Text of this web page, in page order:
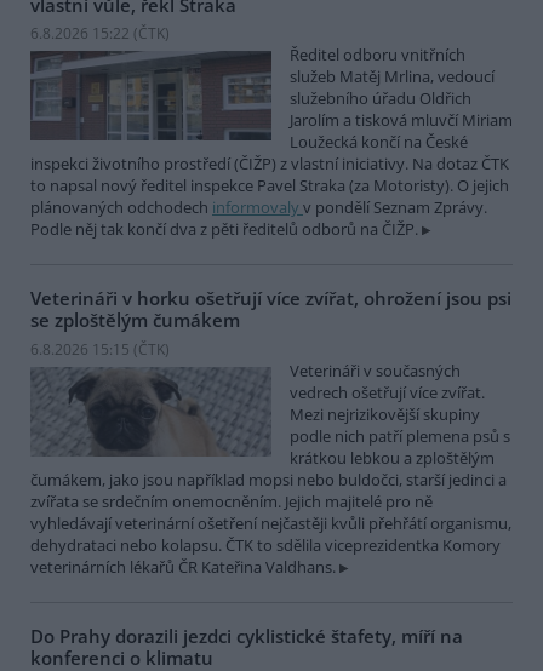
6.8.2026 15:22 (ČTK)
Ředitel odboru vnitřních
služeb Matěj Mrlina, vedoucí
služebního úřadu Oldřich
Jarolím a tisková mluvčí Miriam
Loužecká končí na České
inspekci životního prostředí (ČIŽP) z vlastní iniciativy. Na dotaz ČTK
to napsal nový ředitel inspekce Pavel Straka (za Motoristy). O jejich
plánovaných odchodech informovaly v pondělí Seznam Zprávy.
Podle něj tak končí dva z pěti ředitelů odborů na ČIŽP.
Veterináři v horku ošetřují více zvířat, ohrožení jsou psi
se zploštělým čumákem
6.8.2026 15:15 (ČTK)
Veterináři v současných
vedrech ošetřují více zvířat.
Mezi nejrizikovější skupiny
podle nich patří plemena psů s
krátkou lebkou a zploštělým
čumákem, jako jsou například mopsi nebo buldočci, starší jedinci a
zvířata se srdečním onemocněním. Jejich majitelé pro ně
vyhledávají veterinární ošetření nejčastěji kvůli přehřátí organismu,
dehydrataci nebo kolapsu. ČTK to sdělila viceprezidentka Komory
veterinárních lékařů ČR Kateřina Valdhans.
Do Prahy dorazili jezdci cyklistické štafety, míří na
konferenci o klimatu